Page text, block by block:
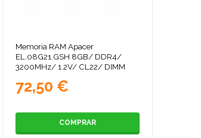
Memoria RAM Apacer
EL.08G21.GSH 8GB/ DDR4/
3200MHz/ 1.2V/ CL22/ DIMM
72,50 €
COMPRAR